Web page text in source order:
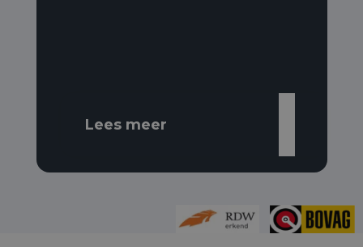
Lees meer